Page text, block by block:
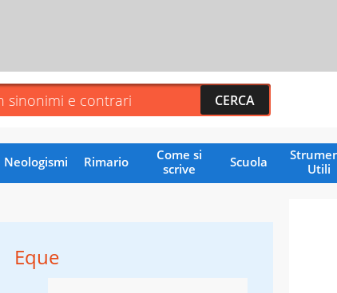
Neologismi Rimario
Come si
scrive
Scuola
Utili
Eque